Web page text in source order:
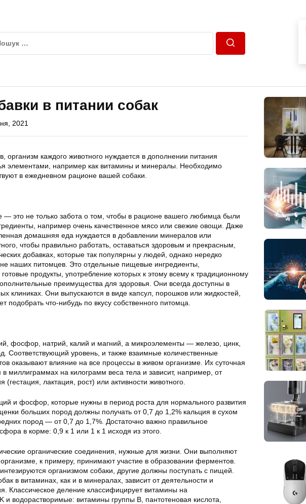
в питании собак
2021
организм каждого животного нуждается в дополнении питания
элементами, например как витамины и минералы. Необходимо
в ежедневном рационе вашей собаки.
— это не только забота о том, чтобы в рационе вашего любимца были
например очень качественное мясо или свежие овощи. Даже
домашняя еда нуждается в добавлении минералов или
чтобы правильно работать, оставаться здоровым и прекрасным,
добавках, которые так популярны у людей, однако нередко
наших питомцев. Это отдельные пищевые ингредиенты,
продукты, употребление которых к этому всему к традиционному
преимущества для здоровья. Они всегда доступны в
клиниках. Они выпускаются в виде капсул, порошков или жидкостей,
подобрать что-нибудь по вкусу собственного питомца.
фосфор, натрий, калий и магний, а микроэлементы — железо, цинк,
Соответствующий уровень, и также взаимные количественные
оказывают влияние на все процессы в живом организме. Их суточная
миллиграммах на килограмм веса тела и зависит, например, от
(гестация, лактация, рост) или активности животного.
и фосфор, которые нужны в период роста для нормального развития
больших пород должны получать от 0,7 до 1,2% кальция в сухом
пород — от 0,7 до 1,7%. Достаточно важно правильное
в корме: 0,9 к 1 или 1 к 1 исходя из этого.
органические соединения, нужные для жизни. Они выполняют
к примеру, принимают участие в образовании ферментов.
организмом собаки, другие должны поступать с пищей.
в витаминах, как и в минералах, зависит от деятельности и
Классическое деление классифицирует витамины на
и водорастворимые: витамины группы B, пантотеновая кислота,